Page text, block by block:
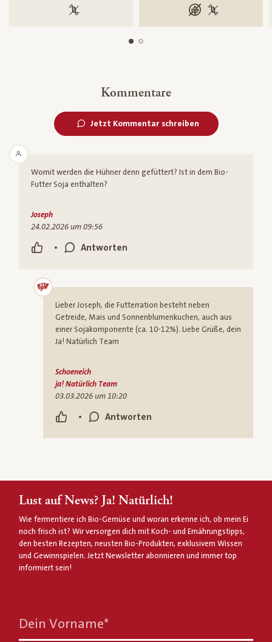
100 % gentechnikfrei glutenfrei
100 %
Kommentare
Jetzt Kommentar schreiben
Womit werden die Hühner denn gefüttert? Ist in dem Bio-
Futter Soja enthalten?
• Antworten
Joseph
24.02.2026 um 09:56
Lieber Joseph, die Futterration besteht neben
Getreide, Mais und Sonnenblumenkuchen, auch aus
einer Sojakomponente (ca. 10-12%). Liebe Grüße, dein
Ja! Natürlich Team
• Antworten
Schoeneich
ja! Natürlich Team
03.03.2026 um 10:20
Lust auf News? Ja! Natürlich!
Wie fermentiere ich Bio-Gemüse und woran erkenne ich, ob mein Ei
noch frisch ist? Wir versorgen dich mit Koch- und Ernährungstipps,
den besten Rezepten, neusten Bio-Produkten, exklusivem Wissen
und Gewinnspielen. Jetzt Newsletter abonnieren und immer top
informiert sein!
Dein Vorname*